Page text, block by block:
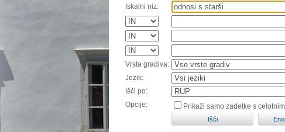
Iskalni niz:
Vrsta gradiva:
Jezik:
Išči po:
Opcije:
Prikaži samo zadetke s